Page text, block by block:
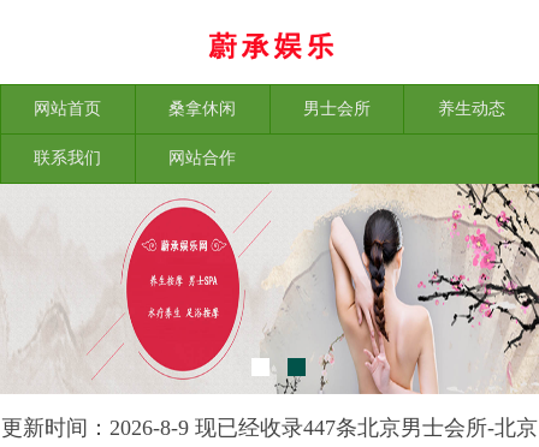
网站首页 桑拿休闲 男士会所 养生动态
联系我们 网站合作
更新时间：2026-8-9 现已经收录447条北京男士会所-北京